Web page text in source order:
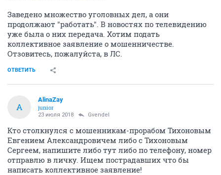
Заведено множество уголовных дел, а они
продолжают "работать". В новостях по телевидению
уже была о них передача. Хотим подать
коллективное заявление о мошенничестве.
Отзовитесь, пожалуйста, в ЛС.
ОТВЕТИТЬ
A
AlinaZay
junior
23 июля 2018 Gvendel
Кто столкнулся с мошенникам-прорабом Тихоновым
Евгением Александровичем либо с Тихоновым
Сергеем, напишите либо тут либо по телефону, номер
отправлю в личку. Ищем пострадавших что бы
написать коллективное заявление!